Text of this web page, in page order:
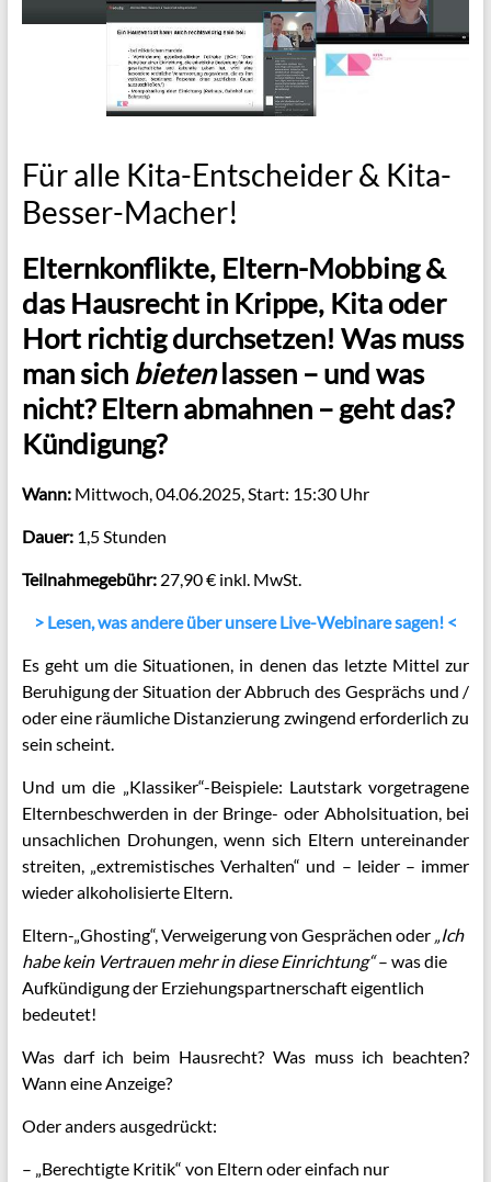
Für alle Kita-Entscheider& Kita-
Besser-Macher!
Elternkonflikte, Eltern-Mobbing &
das Hausrecht in Krippe, Kita oder
Hort richtig durchsetzen! Was muss
man sich bietenlassen – und was
nicht? Eltern abmahnen – geht das?
Kündigung?
Wann:Mittwoch, 04.06.2025, Start: 15:30 Uhr
Dauer:1,5 Stunden
Teilnahmegebühr:27,90 € inkl. MwSt.
> Lesen, was andere über unsere Live-Webinare sagen! <
Es geht um die Situationen, in denen das letzte Mittel zur
Beruhigung der Situation der Abbruch des Gesprächs und /
oder eine räumliche Distanzierung zwingend erforderlich zu
sein scheint.
Und um die „Klassiker“-Beispiele: L autstark vorgetragene
Elternbeschwerden in der Bringe- oder Abholsituation, bei
unsachlichen Drohungen, wenn sich Eltern untereinander
streiten,
„extremistisches Verhalten“ und – leider – immer
wiederalkoholisierte Eltern.
Eltern-„Ghosting“, Verweigerung von Gesprächen oder „Ich
habe kein Vertrauen mehr in diese Einrichtung“– was die
Aufkündigung der Erziehungspartnerschaft eigentlich
bedeutet!
Was darf ich beim Hausrecht? Was muss ich beachten?
Wann eine Anzeige?
Oder anders ausgedrückt:
– „Berechtigte Kritik“ von Eltern oder einfach nur